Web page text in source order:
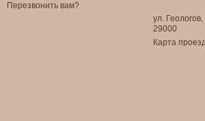
Перезвонить вам?
ул.
29000
Карта